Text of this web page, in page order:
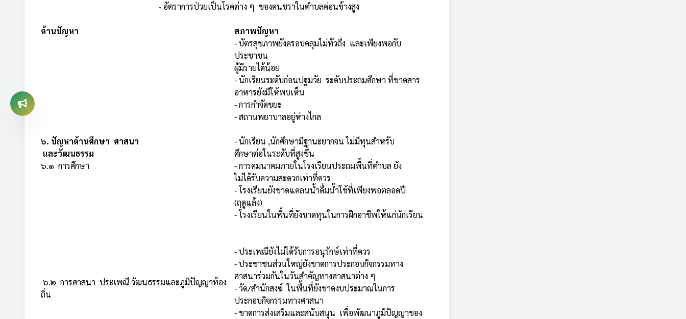
- อัตราการป่วยเป็นโรคต่าง ๆ ของคนชราในตำบลค่อนข้างสูง
ด้านปัญหา
สภาพปัญหา
- บัตรสุขภาพยังครอบคลุมไม่ทั่วถึง และเพียงพอกับ
ประชาชน
ผู้มีรายได้น้อย
- นักเรียนระดับก่อนปฐมวัย ระดับประถมศึกษา ที่ขาดสาร
อาหารยังมีให้พบเห็น
- การกำจัดขยะ
- สถานพยาบาลอยู่ห่างไกล
๖. ปัญหาด้านศึกษา ศาสนา
และวัฒนธรรม
๖.๑ การศึกษา
- นักเรียน ,นักศึกษามีฐานะยากจน ไม่มีทุนสำหรับ
ศึกษาต่อในระดับที่สูงขึ้น
- การคมนาคมภายในโรงเรียนประถมพื้นที่ตำบล ยัง
ไม่ได้รับความสะดวกเท่าที่ควร
- โรงเรียนยังขาดแคลนน้ำดื่มน้ำใช้ที่เพียงพอตลอดปี
(ฤดูแล้ง)
- โรงเรียนในพื้นที่ยังขาดทุนในการฝึกอาชีพให้แก่นักเรียน
๖.๒ การศาสนา ประเพณี วัฒนธรรมและภูมิปัญญาท้อง
ถิ่น
- ประเพณียังไม่ได้รับการอนุรักษ์เท่าที่ควร
- ประชาชนส่วนใหญ่ยังขาดการประกอบกิจกรรมทาง
ศาสนาร่วมกันในวันสำคัญทางศาสนาต่าง ๆ
- วัด/สำนักสงฆ์ ในพื้นที่ยังขาดงบประมาณในการ
ประกอบกิจกรรมทางศาสนา
- ขาดการส่งเสริมและสนับสนุน เพื่อพัฒนาภูมิปัญญาของ